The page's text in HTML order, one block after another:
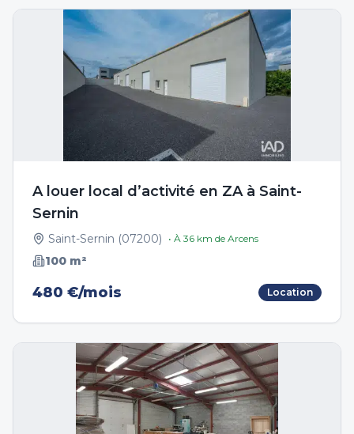
A louer local d’activité en ZA à Saint-
Sernin
Saint-Sernin (07200) • À 36 km de Arcens
100 m²
480 €/mois Location